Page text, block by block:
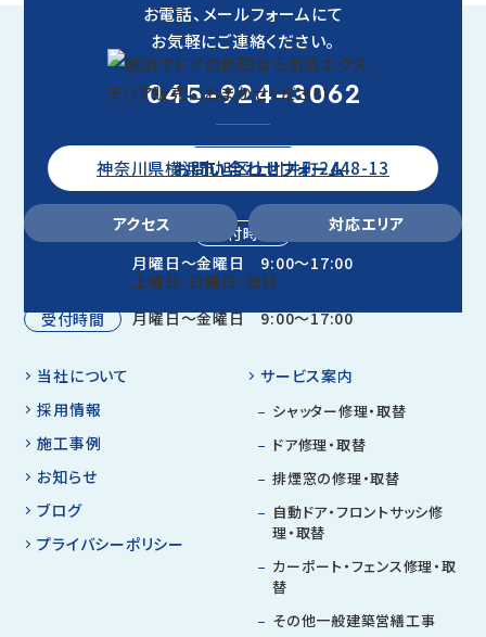
お電話、メールフォームにて
お気軽にご連絡ください。
045-924-3062
お問い合わせフォーム
受付時間
月曜日～金曜日 9:00～17:00
神奈川県横浜市旭区上川井町2448-13
アクセス 対応エリア
土曜日・日曜日・祝日
受付時間
月曜日～金曜日 9:00～17:00
当社について
採用情報
施工事例
お知らせ
ブログ
プライバシーポリシー
サービス案内
シャッター修理・取替
ドア修理・取替
排煙窓の修理・取替
自動ドア・フロントサッシ修
理・取替
カーポート・フェンス修理・取
替
その他一般建築営繕工事